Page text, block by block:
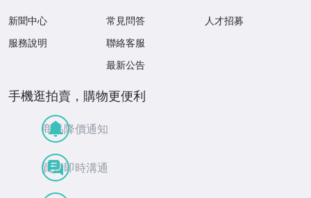
新聞中心
服務說明
常見問答
聯絡客服
最新公告
人才招募
手機逛拍賣，購物更便利
商品降價通知
買賣即時溝通